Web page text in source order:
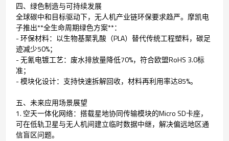
四、绿色制造与可持续发展
全球碳中和目标驱动下，无人机产业链环保要求趋严。摩凯电
子推出**全生命周期绿色方案**：
- 环保材料：以生物基聚乳酸（PLA）替代传统工程塑料，碳足
迹减少50%；
- 无氰电镀工艺：废水排放量降低70%，符合欧盟RoHS 3.0标
准；
- 模块化设计：支持快速拆解回收，材料再利用率达85%。
五、未来应用场景展望
1. 空天一体化网络：搭载星地协同传输模块的Micro SD卡座，
可在低轨卫星与无人机间建立临时数据中继，解决偏远地区通
信盲区问题。